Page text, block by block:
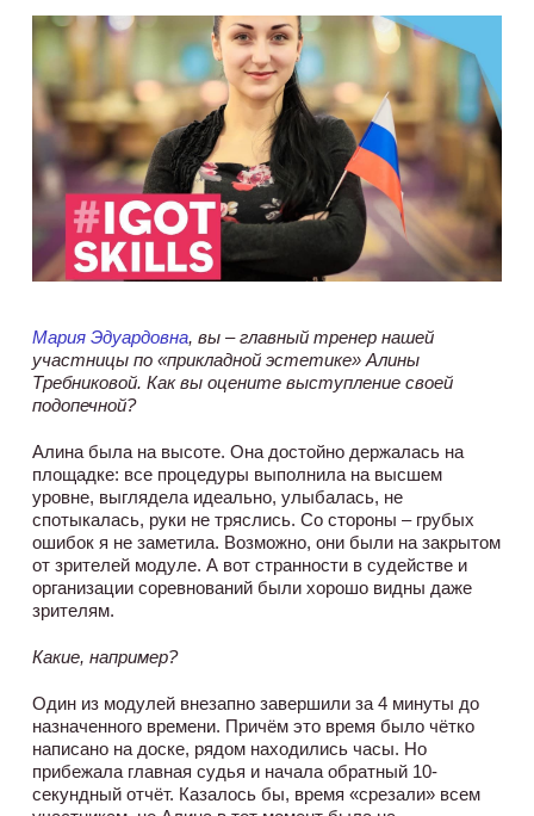
Мария Эдуардовна, вы – главный тренер нашей
участницы по «прикладной эстетике» Алины
Требниковой. Как вы оцените выступление своей
подопечной?
Алина была на высоте. Она достойно держалась на
площадке: все процедуры выполнила на высшем
уровне, выглядела идеально, улыбалась, не
спотыкалась, руки не тряслись. Со стороны – грубых
ошибок я не заметила. Возможно, они были на закрытом
от зрителей модуле. А вот странности в судействе и
организации соревнований были хорошо видны даже
зрителям.
Какие, например?
Один из модулей внезапно завершили за 4 минуты до
назначенного времени. Причём это время было чётко
написано на доске, рядом находились часы. Но
прибежала главная судья и начала обратный 10-
секундный отчёт. Казалось бы, время «срезали» всем